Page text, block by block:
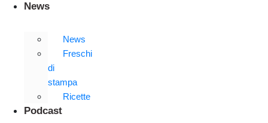
News
News
Freschi
di
stampa
Ricette
Podcast